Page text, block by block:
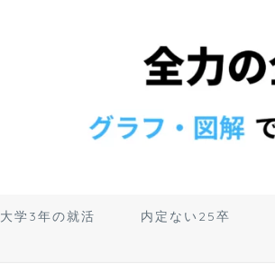
大学3年の就活 内定ない25卒